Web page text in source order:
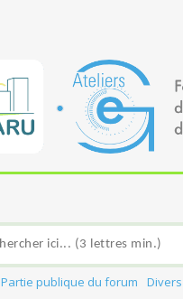
Partie publique du forum Divers